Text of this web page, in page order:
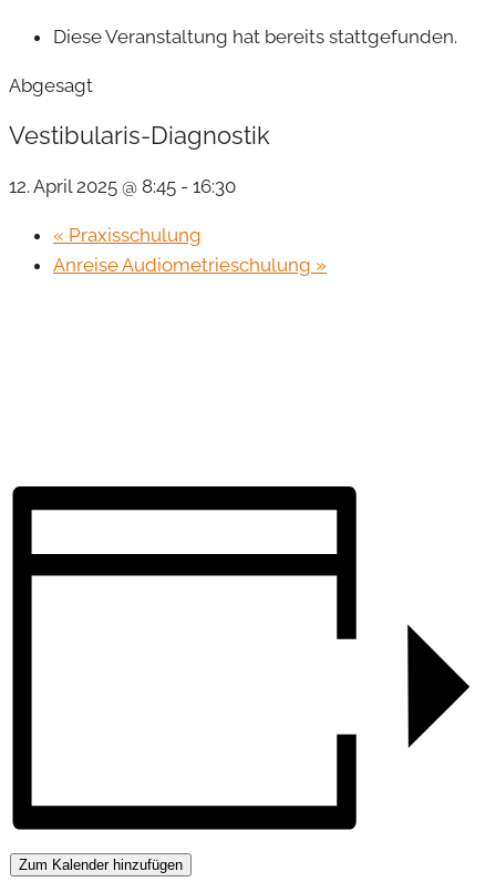
Diese Veranstaltung hat bereits stattgefunden.
Abgesagt
Vestibularis-Diagnostik
12. April 2025 @ 8:45 - 16:30
« Praxisschulung
Anreise Audiometrieschulung »
Zum Kalender hinzufügen